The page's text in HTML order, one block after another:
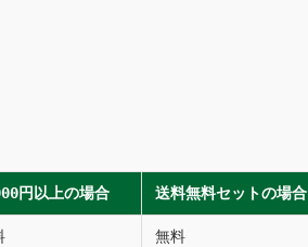
円以上の場合 送料無料セットの場合
無料